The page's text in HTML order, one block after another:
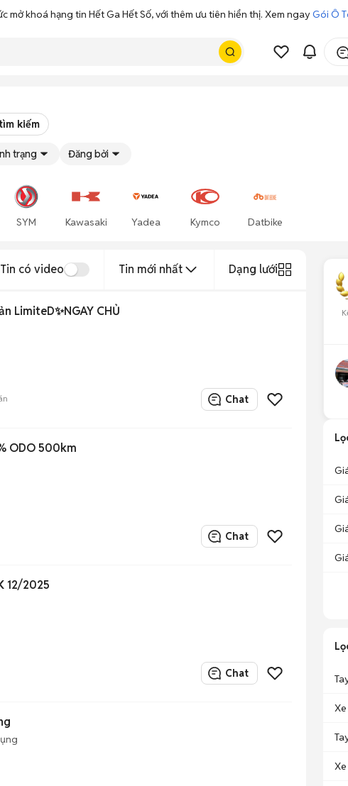
mở khoá hạng tin Hết Ga Hết Số, với thêm ưu tiên hiển thị. Xem ngayGói Ô
kiếm
trạng Đăng bởi
SYM Kawasaki Yadea Kymco Datbike
Tin có video Tin mới nhất Dạng lưới
LimiteD✨NGAY CHỦ
Chat
ODO 500km
Chat
12/2025
Chat